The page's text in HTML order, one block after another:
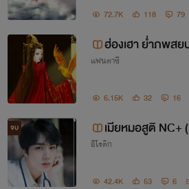
72.7K 118 79
ฮ่องเฮา ย่ำภพสย
แฟนตาซี
6.15K 32 16
จบ เมียหมอสูติ NC+
อีโรติก
42.4K 53 6